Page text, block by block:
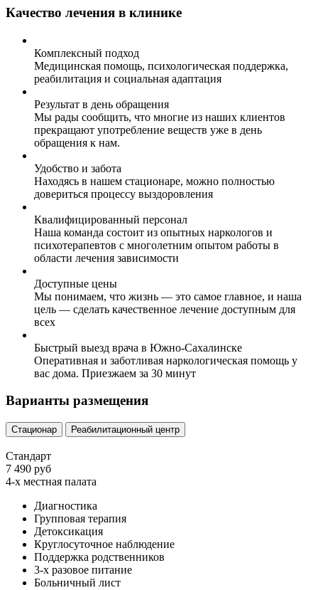
Качество лечения в клинике
Комплексный подход
Медицинская помощь, психологическая поддержка,
реабилитация и социальная адаптация
Результат в день обращения
Мы рады сообщить, что многие из наших клиентов
прекращают употребление веществ уже в день
обращения к нам.
Удобство и забота
Находясь в нашем стационаре, можно полностью
довериться процессу выздоровления
Квалифицированный персонал
Наша команда состоит из опытных наркологов и
психотерапевтов с многолетним опытом работы в
области лечения зависимости
Доступные цены
Мы понимаем, что жизнь — это самое главное, и наша
цель — сделать качественное лечение доступным для
всех
Быстрый выезд врача в Южно-Сахалинске
Оперативная и заботливая наркологическая помощь у
вас дома. Приезжаем за 30 минут
Варианты размещения
Стационар Реабилитационный центр
Стандарт
7 490 руб
4-х местная палата
Диагностика
Групповая терапия
Детоксикация
Круглосуточное наблюдение
Поддержка родственников
3-х разовое питание
Больничный лист